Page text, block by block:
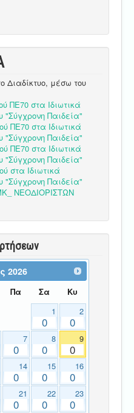
Διαδίκτυο, μέσω του
ΠΕ70 στα Ιδιωτικά
"Σύγχρονη Παιδεία"
ΠΕ70 στα Ιδιωτικά
"Σύγχρονη Παιδεία"
ΠΕ70 στα Ιδιωτικά
"Σύγχρονη Παιδεία"
στα Ιδιωτικά
"Σύγχρονη Παιδεία"
ΝΕΟΔΙΟΡΙΣΤΩΝ
2026
Πα Σα Κυ
1
0
2
0
7
0
8
0
9
0
14
0
15
0
16
0
21
0
22
0
23
0